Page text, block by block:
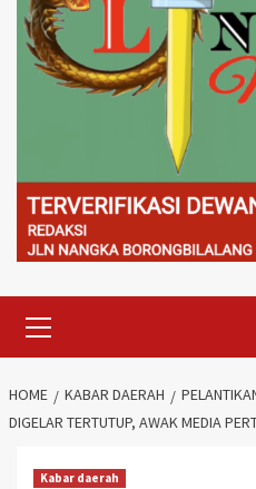
Menu
HOME KABAR DAERAH
DIGELAR TERTUTUP, AWAK MEDIA
Kabar daerah